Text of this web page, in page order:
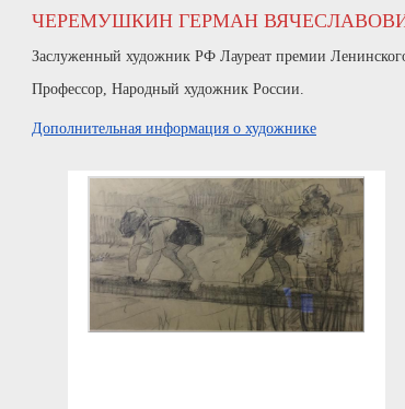
ЧЕРЕМУШКИН ГЕРМАН
Заслуженный художник РФ Лауреат премии
Профессор, Народный художник России.
Дополнительная информация о художнике